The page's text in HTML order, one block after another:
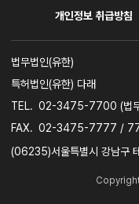
개인정보 취급방침
사업자명
법무법인(유한)
특허법인(유한) 다래
TEL. 02-3475-7700 (법
FAX. 02-3475-7777 /
주소
(06235)서울특별시 강남구